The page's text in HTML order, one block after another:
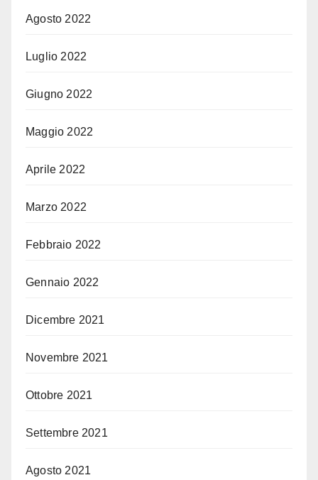
Agosto 2022
Luglio 2022
Giugno 2022
Maggio 2022
Aprile 2022
Marzo 2022
Febbraio 2022
Gennaio 2022
Dicembre 2021
Novembre 2021
Ottobre 2021
Settembre 2021
Agosto 2021